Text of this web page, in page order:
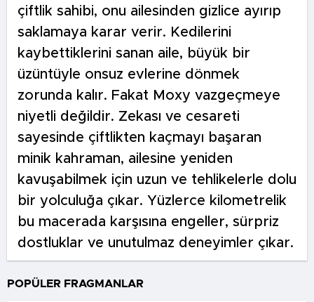
çiftlik sahibi, onu ailesinden gizlice ayırıp
saklamaya karar verir. Kedilerini
kaybettiklerini sanan aile, büyük bir
üzüntüyle onsuz evlerine dönmek
zorunda kalır. Fakat Moxy vazgeçmeye
niyetli değildir. Zekası ve cesareti
sayesinde çiftlikten kaçmayı başaran
minik kahraman, ailesine yeniden
kavuşabilmek için uzun ve tehlikelerle dolu
bir yolculuğa çıkar. Yüzlerce kilometrelik
bu macerada karşısına engeller, sürpriz
dostluklar ve unutulmaz deneyimler çıkar.
POPÜLER FRAGMANLAR